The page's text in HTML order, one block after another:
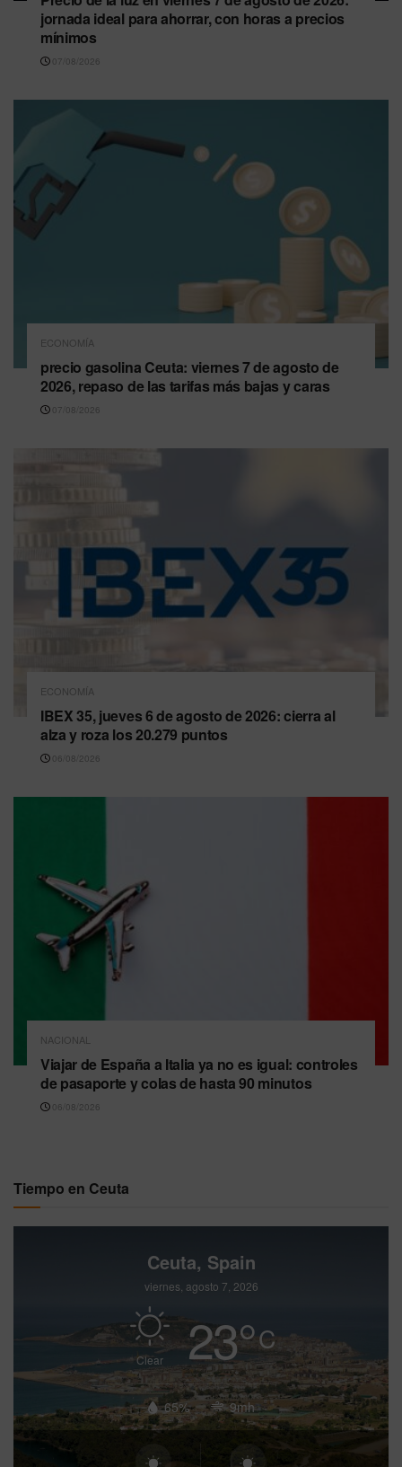
jornada ideal para ahorrar, con horas a precios
mínimos
07/08/2026
ECONOMÍA
precio gasolina Ceuta: viernes 7 de agosto de
2026, repaso de las tarifas más bajas y caras
07/08/2026
ECONOMÍA
IBEX 35, jueves 6 de agosto de 2026: cierra al
alza y roza los 20.279 puntos
06/08/2026
NACIONAL
Viajar de España a Italia ya no es igual: controles
de pasaporte y colas de hasta 90 minutos
06/08/2026
Tiempo en Ceuta
Ceuta, Spain
viernes, agosto 7, 2026
Clear 23°C
65% 9mh